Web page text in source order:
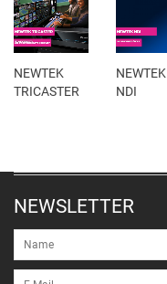
NEWTEK
TRICASTER
NEWTEK
NDI
NEWSLETTER